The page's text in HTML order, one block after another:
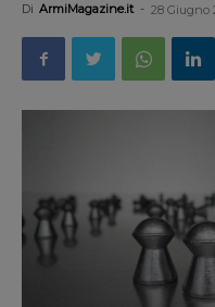
Di ArmiMagazine.it - 28 Giugno